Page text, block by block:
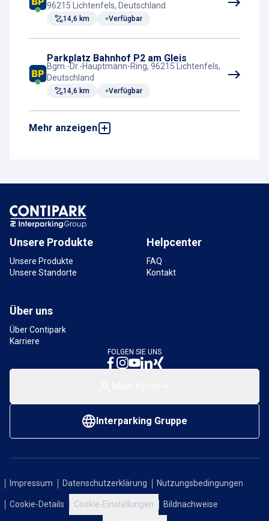
96215 Lichtenfels, Deutschland
14,6 km Verfügbar
Parkplatz Bahnhof P2 am Gleis
Bgm.-Dr.-Hauptmann-Ring, 96215 Lichtenfels,
Deutschland
14,6 km Verfügbar
Mehr anzeigen
Parkplatz Am Bahnhof P1
Unsere Produkte
Unsere Produkte
Unsere Standorte
Helpcenter
FAQ
Kontakt
Über uns
Über Contipark
Karriere
FOLGEN SIE UNS
Interparking Gruppe
Impressum Datenschutzerklärung Nutzungsbedingungen
Cookie-Details Cookie-Einstellungen Bildnachweise